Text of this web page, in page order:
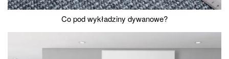
Co pod wykładziny dywanowe?